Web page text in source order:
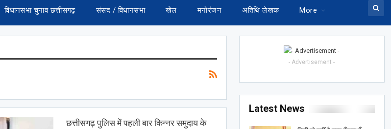
विधानसभा चुनाव छत्तीसगढ़ संसद / विधानसभा खेल मनोरंजन अतिथि लेखक More
छत्तीसगढ़ पुलिस में पहली बार किन्नर समुदाय के
- Advertisement -
Latest News